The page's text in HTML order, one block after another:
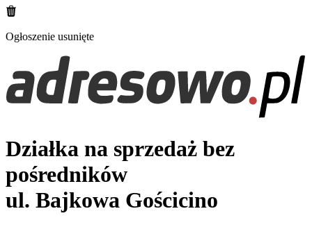
Ogłoszenie usunięte
Działka na sprzedaż bez
pośredników
ul. Bajkowa Gościcino